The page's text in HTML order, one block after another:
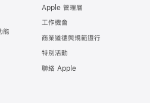
能
Apple 管理層
工作機會
商業道德與規範遵行
特別活動
聯絡 Apple